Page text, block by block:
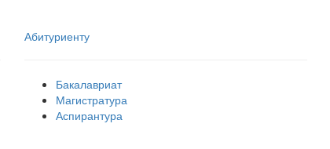
Абитуриенту
Бакалавриат
Магистратура
Аспирантура